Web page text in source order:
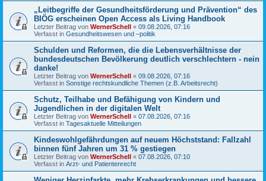
„Leitbegriffe der Gesundheitsförderung und Prävention“ des
BIÖG erscheinen Open Access als Living Handbook
Letzter Beitrag von WernerSchell « 09.08.2026, 07:16
Verfasst in Gesundheitswesen und –politik
Schulden und Reformen, die die Lebensverhältnisse der
bundesdeutschen Bevölkerung deutlich verschlechtern - nein
danke!
Letzter Beitrag von WernerSchell « 09.08.2026, 07:16
Verfasst in Sonstige rechtskundliche Themen (z.B. Arbeitsrecht)
Schutz, Teilhabe und Befähigung von Kindern und
Jugendlichen in der digitalen Welt
Letzter Beitrag von WernerSchell « 07.08.2026, 07:16
Verfasst in Tagesaktuelle Mitteilungen
Kindeswohlgefährdungen auf neuem Höchststand: Fallzahl
binnen fünf Jahren um 31 % gestiegen
Letzter Beitrag von WernerSchell « 07.08.2026, 07:10
Verfasst in Arzt- und Patientenrecht